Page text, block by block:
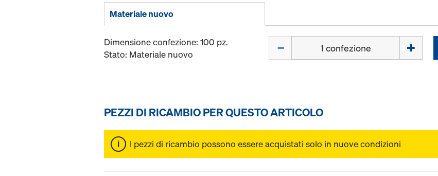
Materiale nuovo
Dimensione confezione: 100 pz.
Stato: Materiale nuovo
PEZZI DI RICAMBIO PER QUESTO ARTICOLO
I pezzi di ricambio possono essere acquistati solo in nuove condizioni